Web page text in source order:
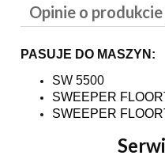
Opinie o produkcie
PASUJE DO MASZYN:
SW 5500
SWEEPER
SWEEPER